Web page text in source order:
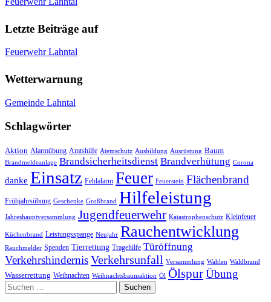
Letzte Beiträge auf
Feuerwehr Lahntal
Wetterwarnung
Gemeinde Lahntal
Schlagwörter
Aktion Alarmübung Amtshilfe Atemschutz Ausbildung Ausrüstung Baum
Brandmeldeanlage Brandsicherheitsdienst Brandverhütung Corona
danke Einsatz Fehlalarm Feuer Feuerstein Flächenbrand
Frühjahrsübung Geschenke Großbrand Hilfeleistung
Jahreshauptversammlung Jugendfeuerwehr Katastrophenschutz Kleinfeuer
Küchenbrand Leistungsspange Neujahr Rauchentwicklung
Rauchmelder Spenden Tierrettung Tragehilfe Türöffnung
Verkehrshindernis Verkehrsunfall Versammlung Wahlen Waldbrand
Wasserrettung Weihnachten Weihnachtsbaumaktion Öl Ölspur Übung
Suchen
nach: